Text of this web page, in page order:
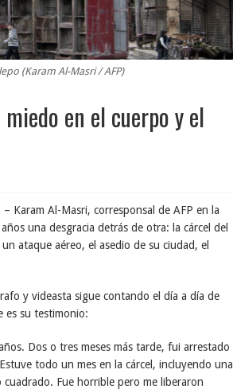
(Karam Al-Masri / AFP)
en el cuerpo y el
– Karam Al-Masri, corresponsal de AFP en la
una desgracia detrás de otra: la cárcel del
ataque aéreo, el asedio de su ciudad, el
y videasta sigue contando el día a día de
es su testimonio:
Dos o tres meses más tarde, fui arrestado
todo un mes en la cárcel, incluyendo una
Fue horrible pero me liberaron